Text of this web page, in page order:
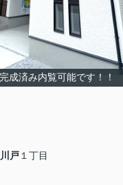
完成済み内覧可能です！！
戸 １丁目